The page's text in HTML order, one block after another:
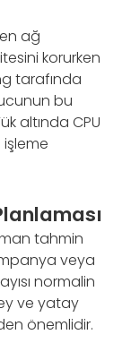
ağ
korurken
tarafında
bu
altında CPU
tahmin
veya
normalin
ve yatay
önemlidir.